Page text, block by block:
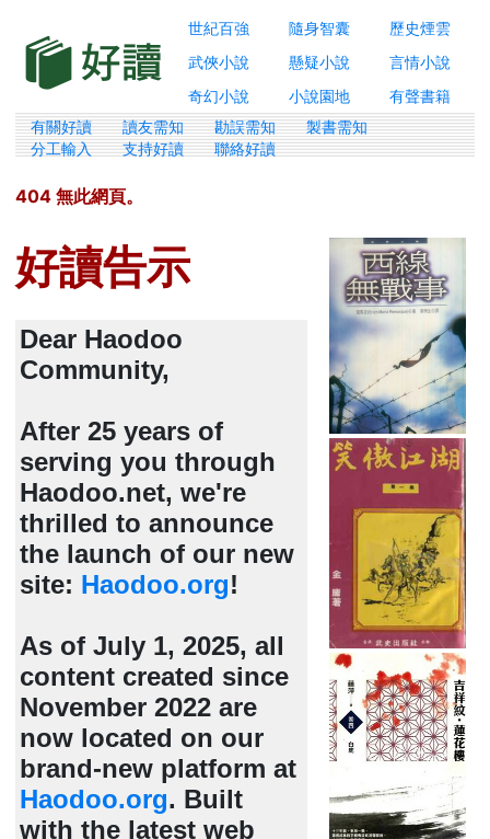
世紀百強 隨身智囊
歷史煙雲
武俠小說
懸疑小說
言情小說
奇幻小說
小說園地 有聲書籍
有關好讀 讀友需知 勘誤需知
製書需知
分工輸入
支持好讀 聯絡好讀
404 無此網頁。
好讀告示
Dear Haodoo
Community,
After 25 years of
serving you through
Haodoo.net, we're
thrilled to announce
the launch of our new
site: Haodoo.org!
As of July 1, 2025, all
content created since
November 2022 are
now located on our
brand-new platform at
Haodoo.org. Built
with the latest web